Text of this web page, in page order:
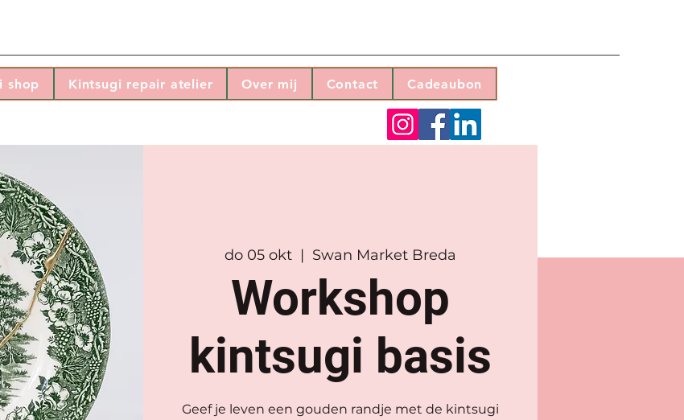
shop Kintsugi repair atelier Over mij Contact Cadeaubon
do 05 okt
  |
Swan Market Breda
Workshop
kintsugi basis
Geef je leven een gouden randje met de kintsugi